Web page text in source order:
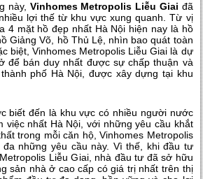
này, Vinhomes Metropolis Liễu Giai đã
lợi thế từ khu vực xung quanh. Từ vị
4 mặt hồ đẹp nhất Hà Nội hiện nay là hồ
Giảng Võ, hồ Thủ Lệ, nhìn bao quát toàn
biệt, Vinhomes Metropolis Liễu Giai là dự
để bán duy nhất được sự chấp thuận và
phố Hà Nội, được xây dựng tại khu
biết đến là khu vực có nhiều người nước
việc nhất Hà Nội, với những yêu cầu khắt
trong mỗi căn hộ, Vinhomes Metropolis
những yêu cầu này. Vì thế, khi đầu tư
Liễu Giai, nhà đầu tư đã sở hữu
sản nhà ở cao cấp có giá trị nhất trên thị